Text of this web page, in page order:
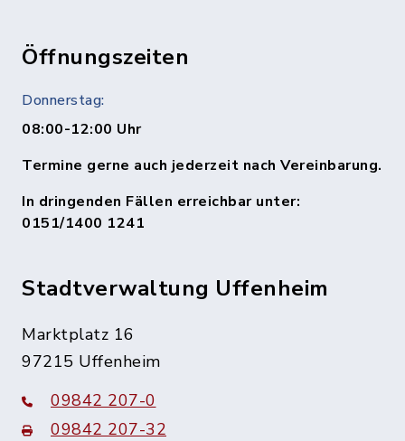
Öffnungszeiten
Donnerstag:
08:00-12:00 Uhr
Termine gerne auch jederzeit nach Vereinbarung.
In dringenden Fällen erreichbar unter:
0151/1400 1241
Stadtverwaltung Uffenheim
Marktplatz 16
97215 Uffenheim
09842 207-0
09842 207-32